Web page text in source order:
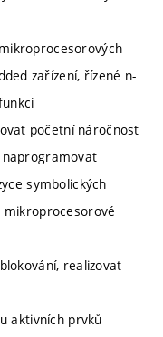
zařízení, řízené n-
početní náročnost
symbolických
mikroprocesorové
realizovat
aktivních prvků